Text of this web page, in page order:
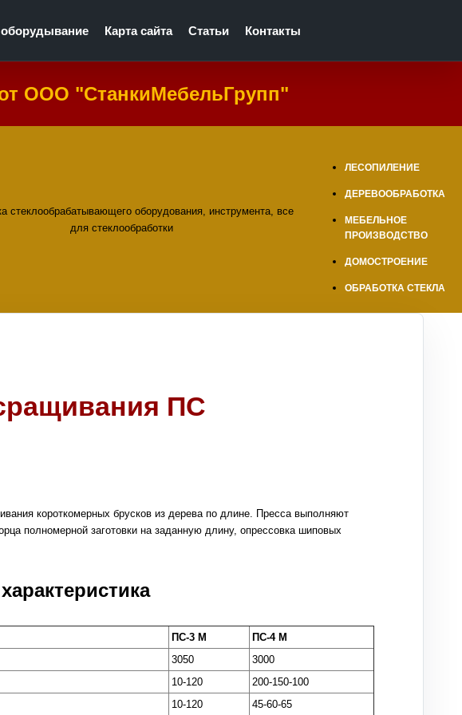
Карта сайта Статьи Контакты
ООО "СтанкиМебельГрупп"
ЛЕСОПИЛЕНИЕ
ДЕРЕВООБРАБОТКА
МЕБЕЛЬНОЕ
ПРОИЗВОДСТВО
ДОМОСТРОЕНИЕ
ОБРАБОТКА СТЕКЛА
ПС
короткомерных брусков из дерева по длине. Пресса выполняют
полномерной заготовки на заданную длину, опрессовка шиповых
ПС-3 М
ПС-4 М
3050
3000
10-120
200-150-100
10-120 45-60-65